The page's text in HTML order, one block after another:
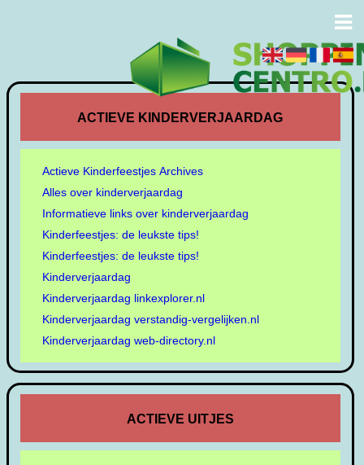
ACTIEVE KINDERVERJAARDAG
Actieve Kinderfeestjes Archives
Alles over kinderverjaardag
Informatieve links over kinderverjaardag
Kinderfeestjes: de leukste tips!
Kinderfeestjes: de leukste tips!
Kinderverjaardag
Kinderverjaardag linkexplorer.nl
Kinderverjaardag verstandig-vergelijken.nl
Kinderverjaardag web-directory.nl
ACTIEVE UITJES